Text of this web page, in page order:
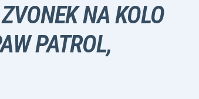
ZVONEK NA KOLO
PATROL,